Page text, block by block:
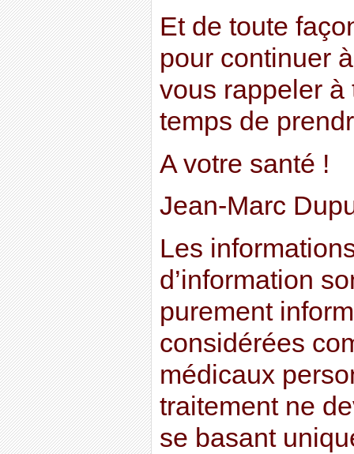
Et de toute
pour continuer
vous rappeler à
temps de
A votre santé !
Jean-Marc
Les
d’information
purement
considérées
médicaux
traitement ne
se basant